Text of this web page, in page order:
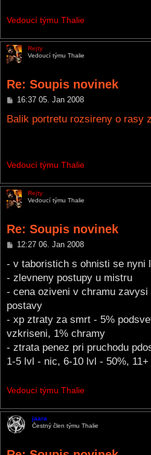
Vedoucí týmu Thalie
Rejty
Vedoucí týmu Thalie
Re: Soupis novinek
P
s
16:37 05. Jan 2008
Balik portretu rozsireny o rasy
Vedoucí týmu Thalie
Rejty
Vedoucí týmu Thalie
Re: Soupis novinek
P
s
12:27 06. Jan 2008
- v taboristich s ohnisti se nyni
- zlevneny postupy u mistru
- cena oziveni v chramu
postavy
- xp ztraty za smrt - 5%
vzkriseni, 1% chramy
- ztrata penez pri pruchodu
1-5 lvl - nic, 6-10 lvl - 50%,
Vedoucí týmu Thalie
jaara
Čestný člen týmu Thalie